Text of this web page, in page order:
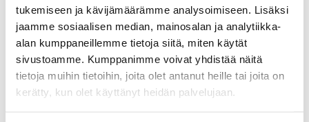
tukemiseen ja kävijämäärämme analysoimiseen. Lisäksi
jaamme sosiaalisen median, mainosalan ja analytiikka-
alan kumppaneillemme tietoja siitä, miten käytät
sivustoamme. Kumppanimme voivat yhdistää näitä
tietoja muihin tietoihin, joita olet antanut heille tai joita on
kerätty, kun olet käyttänyt heidän palvelujaan.